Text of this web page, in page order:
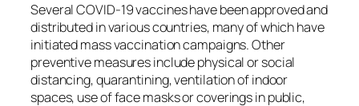
Several COVID-19 vaccines have been approved and
distributed in various countries, many of which have
initiated mass vaccination campaigns. Other
preventive measures include physical or social
distancing, quarantining, ventilation of indoor
spaces, use of face masks or coverings in public,